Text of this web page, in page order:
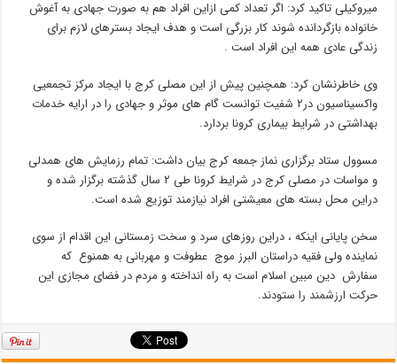
میروکیلی تاکید کرد: اگر تعداد کمی ازاین افراد هم به صورت جهادی به آغوش
خانواده بازگردانده شوند کار بزرگی است و هدف ایجاد بسترهای لازم برای
زندگی عادی همه این افراد است .
وی خاطرنشان کرد: همچنین پیش از این مصلی کرج با ایجاد مرکز تجمعیی
واکسیناسیون در۲ شفیت توانست گام های موثر و جهادی را در ارایه خدمات
بهداشتی در شرایط بیماری کرونا بردارد.
مسوول ستاد برگزاری نماز جمعه کرج بیان داشت: تمام رزمایش های همدلی
و مواسات در مصلی کرج در شرایط کرونا طی ۲ سال گذشته برگزار شده و
دراین محل بسته های معیشتی افراد نیازمند توزیع شده است.
سخن پایانی اینکه ، دراین روزهای سرد و سخت زمستانی این اقدام از سوی
نماینده ولی فقیه دراستان البرز موج عطوفت و مهربانی به همنوع که
سفارش دین مبین اسلام است به راه انداخته و مردم در فضای مجازی این
حرکت ارزشمند را ستودند.